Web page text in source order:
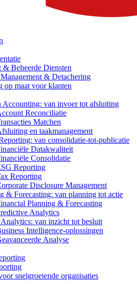
& Beheerde Diensten
& Detachering
op maat voor klanten
Accounting: van invoer tot afsluiting
Reconciliatie
Matchen
en taakmanagement
van consolidatie-tot-publicatie
Datakwaliteit
Consolidatie
Reporting
Reporting
Disclosure Management
& Forecasting: van planning tot actie
Planning & Forecasting
Analytics
van inzicht tot besluit
Intelligence-oplossingen
Analyse
snelgroeiende organisaties